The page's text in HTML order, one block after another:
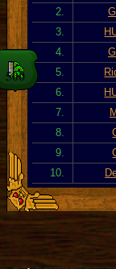
2.
3.
4.
5.
6.
7.
8.
9.
10.